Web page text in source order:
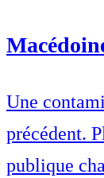
Une
précédent.
publique